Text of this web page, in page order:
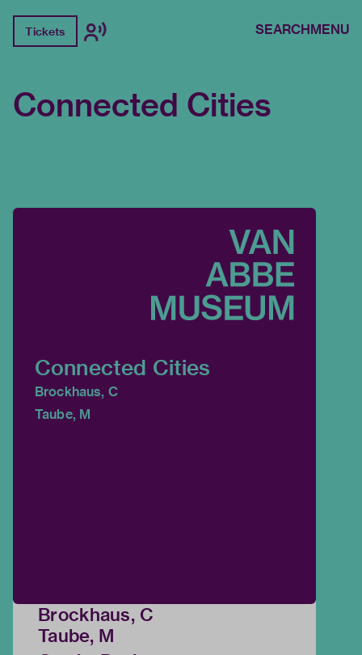
Tickets SEARCHMENU
Connected Cities
Connected Cities
Brockhaus, C
Taube, M
Brockhaus, C
Taube, M